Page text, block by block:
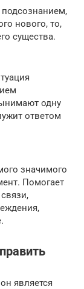
подсознанием,
нового, то,
существа.
одну
ответом
значимого
Помогает
является